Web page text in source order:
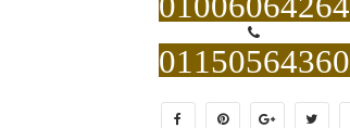
01150564360